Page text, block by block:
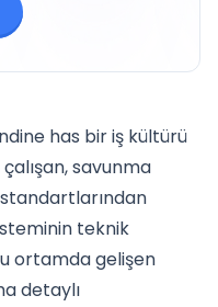
has bir iş kültürü
savunma
teknik
ortamda gelişen
detaylı